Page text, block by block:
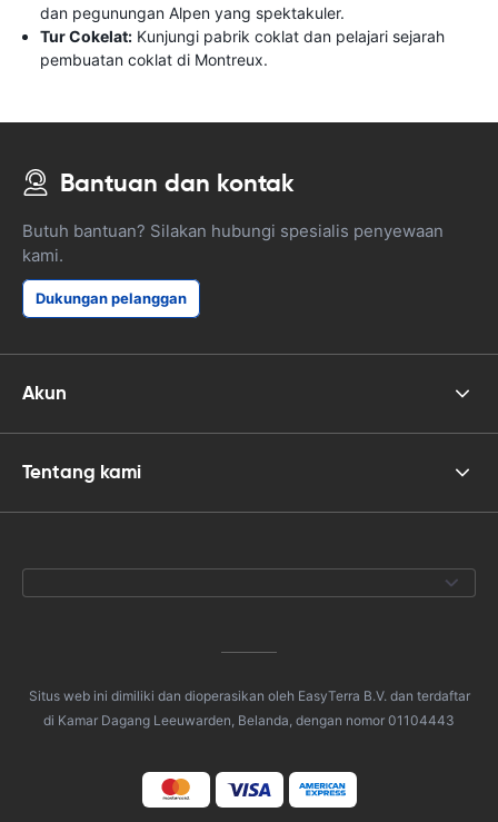
dan pegunungan Alpen yang spektakuler.
Tur Cokelat: Kunjungi pabrik coklat dan pelajari sejarah
pembuatan coklat di Montreux.
Bantuan dan kontak
Butuh bantuan? Silakan hubungi spesialis penyewaan
kami.
Dukungan pelanggan
Akun
Tentang kami
Situs web ini dimiliki dan dioperasikan oleh EasyTerra B.V. dan terdaftar
di Kamar Dagang Leeuwarden, Belanda, dengan nomor 01104443